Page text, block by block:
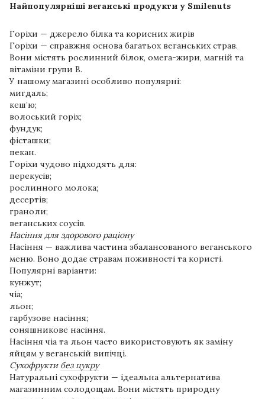
Найпопулярніші веганські продукти у Smilenuts
Горіхи — джерело білка та корисних жирів
Горіхи — справжня основа багатьох веганських страв.
Вони містять рослинний білок, омега-жири, магній та
вітаміни групи B.
У нашому магазині особливо популярні:
мигдаль;
кеш’ю;
волоський горіх;
фундук;
фісташки;
пекан.
Горіхи чудово підходять для:
перекусів;
рослинного молока;
десертів;
граноли;
веганських соусів.
Насіння для здорового раціону
Насіння — важлива частина збалансованого веганського
меню. Воно додає стравам поживності та користі.
Популярні варіанти:
кунжут;
чіа;
льон;
гарбузове насіння;
соняшникове насіння.
Насіння чіа та льон часто використовують як заміну
яйцям у веганській випічці.
Сухофрукти без цукру
Натуральні сухофрукти — ідеальна альтернатива
магазинним солодощам. Вони містять природну